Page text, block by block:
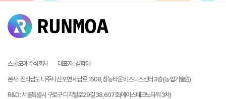
스쿨모아 주식회사 대표자:김학태
본사:전라남도 나주시 산포면 세남로 1508, 창농타운 비즈니스센터 3층 (농업기술원)
R&D:서울특별시 구로구 디지털로29길 38, 607호(에이스테크노타워 3차)